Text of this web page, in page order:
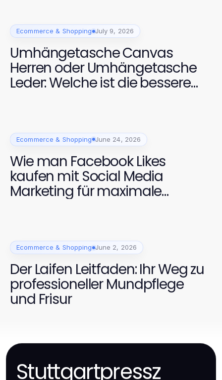
Ecommerce & Shopping July 9, 2026
Umhängetasche Canvas
Herren oder Umhängetasche
Leder: Welche ist die bessere
Ecommerce & Shopping June 24, 2026
Wie man Facebook Likes
kaufen mit Social Media
Marketing für maximale
Ecommerce & Shopping June 2, 2026
Der Laifen Leitfaden: Ihr Weg zu
professioneller Mundpflege
und Frisur
Stuttgartpressz